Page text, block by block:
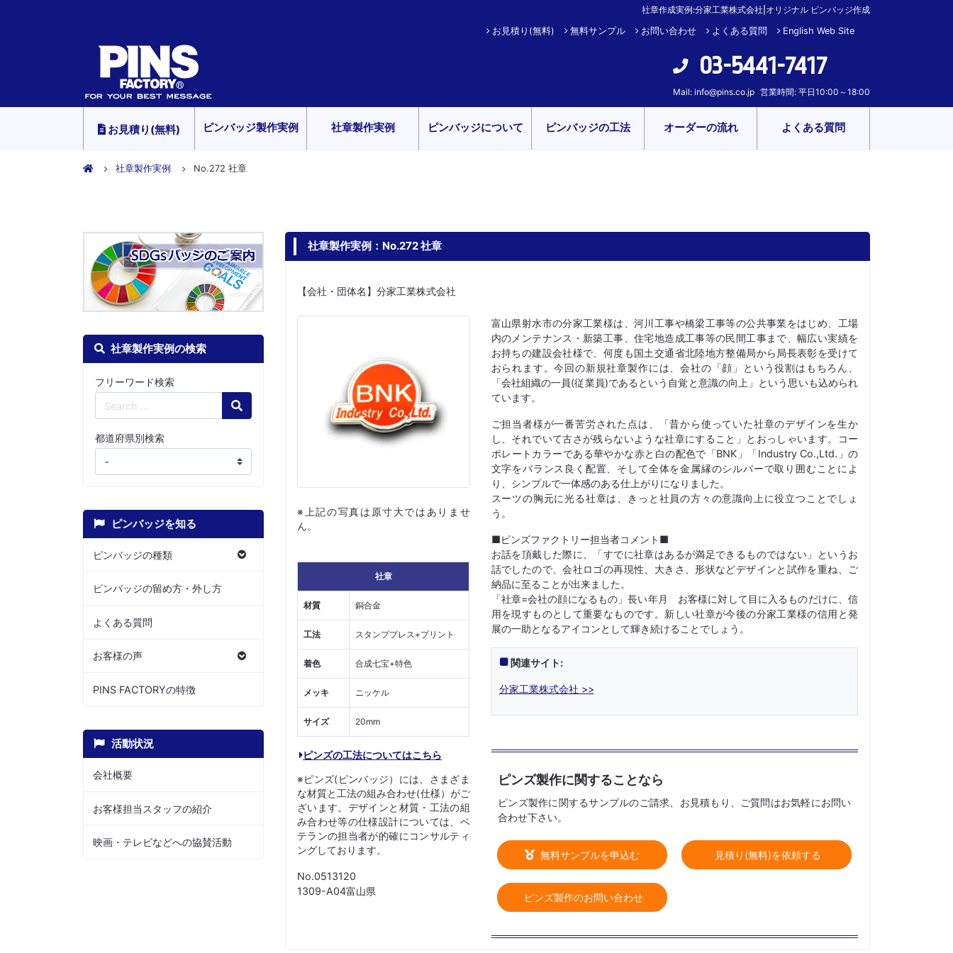
社章作成実例:分家工業株式会社|オリジナル ピンバッジ作成
お見積り(無料) 無料サンプル お問い合わせ よくある質問 English Web Site
03-5441-7417
Mail: info@pins.co.jp 営業時間: 平日10:00～18:00
お見積り(無料) ピンバッジ製作実例 社章製作実例 ピンバッジについて ピンバッジの工法 オーダーの流れ よくある質問
社章製作実例 No.272 社章
社章製作実例の検索
フリーワード検索
Search
都道府県別検索
ピンバッジを知る
ピンバッジの種類
ピンバッジの留め方・外し方
よくある質問
お客様の声
PINS FACTORYの特徴
活動状況
会社概要
お客様担当スタッフの紹介
映画・テレビなどへの協賛活動
社章製作実例：No.272 社章
【会社・団体名】分家工業株式会社
※上記の写真は原寸大ではありませ
ん。
社章
材質 銅合金
工法 スタンププレス+プリント
着色 合成七宝+特色
メッキ ニッケル
サイズ 20mm
ピンズの工法についてはこちら
※ピンズ(ピンバッジ）には、さまざま
な材質と工法の組み合わせ(仕様）がご
ざいます。デザインと材質・工法の組
み合わせ等の仕様設計については、ベ
テランの担当者が的確にコンサルティ
ングしております。
No.0513120
1309-A04富山県
富山県射水市の分家工業様は、河川工事や橋梁工事等の公共事業をはじめ、工場
内のメンテナンス・新築工事、住宅地造成工事等の民間工事まで、幅広い実績を
お持ちの建設会社様で、何度も国土交通省北陸地方整備局から局長表彰を受けて
おられます。今回の新規社章製作には、会社の「顔」という役割はもちろん、
「会社組織の一員(従業員)であるという自覚と意識の向上」という思いも込められ
ています。
ご担当者様が一番苦労された点は、「昔から使っていた社章のデザインを生か
し、それでいて古さが残らないような社章にすること」とおっしゃいます。コー
ポレートカラーである華やかな赤と白の配色で「BNK」「Industry Co.,Ltd.」の
文字をバランス良く配置、そして全体を金属縁のシルバーで取り囲むことによ
り、シンプルで一体感のある仕上がりになりました。
スーツの胸元に光る社章は、きっと社員の方々の意識向上に役立つことでしょ
う。
■ピンズファクトリー担当者コメント■
お話を頂戴した際に、「すでに社章はあるが満足できるものではない」というお
話でしたので、会社ロゴの再現性、大きさ、形状などデザインと試作を重ね、ご
納品に至ることが出来ました。
「社章=会社の顔になるもの」長い年月 お客様に対して目に入るものだけに、信
用を現すものとして重要なものです。新しい社章が今後の分家工業様の信用と発
展の一助となるアイコンとして輝き続けることでしょう。
関連サイト:
分家工業株式会社 >>
ピンズ製作に関することなら
ピンズ製作に関するサンプルのご請求、お見積もり、ご質問はお気軽にお問い
合わせ下さい。
無料サンプルを申込む 見積り(無料)を依頼する
ピンズ製作のお問い合わせ